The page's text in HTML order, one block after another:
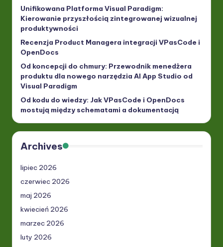
Unifikowana Platforma Visual Paradigm:
Kierowanie przyszłością zintegrowanej wizualnej
produktywności
Recenzja Product Managera integracji VPasCode i
OpenDocs
Od koncepcji do chmury: Przewodnik menedżera
produktu dla nowego narzędzia AI App Studio od
Visual Paradigm
Od kodu do wiedzy: Jak VPasCode i OpenDocs
mostują między schematami a dokumentacją
Archives
lipiec 2026
czerwiec 2026
maj 2026
kwiecień 2026
marzec 2026
luty 2026